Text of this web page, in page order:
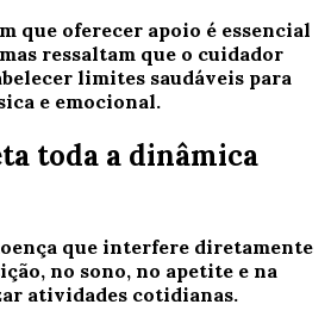
que oferecer apoio é essencial
ressaltam que o cuidador
limites saudáveis para
e emocional.
toda a dinâmica
que interfere diretamente
no sono, no apetite e na
atividades cotidianas.